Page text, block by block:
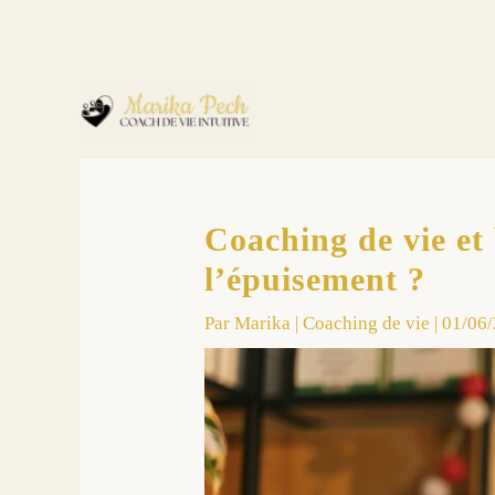
Coaching de vie
l’épuisement ?
ParMarika |Coaching de vie |01/